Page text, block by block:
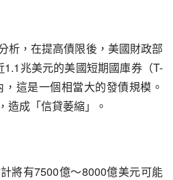
析，在提高債限後，美國財政部
兆美元的美國短期國庫券（T-
這是一個相當大的發債規模。
造成「信貸萎縮」。
將有7500億～8000億美元可能